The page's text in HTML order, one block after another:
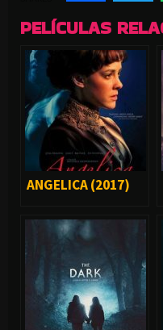
PELÍCULAS
ANGELICA (2017)